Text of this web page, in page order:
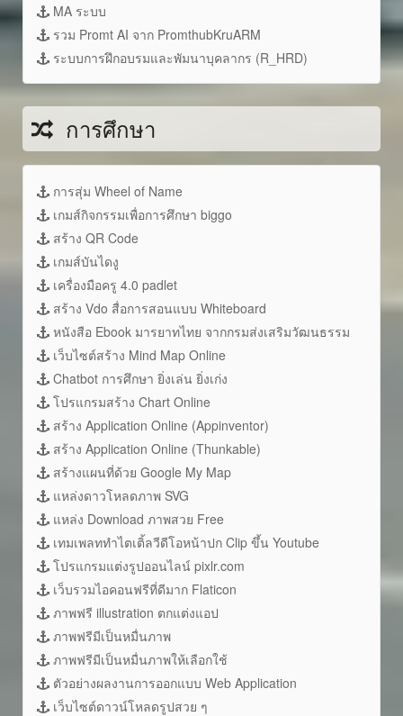
MA ระบบ
รวม Promt AI จาก PromthubKruARM
ระบบการฝึกอบรมและพัมนาบุคลากร (R_HRD)
การศึกษา
การสุ่ม Wheel of Name
เกมส์กิจกรรมเพื่อการศึกษา biggo
สร้าง QR Code
เกมส์บันไดงู
เครื่องมือครู 4.0 padlet
สร้าง Vdo สื่อการสอนแบบ Whiteboard
หนังสือ Ebook มารยาทไทย จากกรมส่งเสริมวัฒนธรรม
เว็บไซต์สร้าง Mind Map Online
Chatbot การศึกษา ยิ่งเล่น ยิ่งเก่ง
โปรแกรมสร้าง Chart Online
สร้าง Application Online (Appinventor)
สร้าง Application Online (Thunkable)
สร้างแผนที่ด้วย Google My Map
แหล่งดาวโหลดภาพ SVG
แหล่ง Download ภาพสวย Free
เทมเพลททำไตเติ้ลวีดีโอหน้าปก Clip ขึ้น Youtube
โปรแกรมแต่งรูปออนไลน์ pixlr.com
เว็บรวมไอคอนฟรีที่ดีมาก Flaticon
ภาพฟรี illustration ตกแต่งแอป
ภาพฟรีมีเป็นหมื่นภาพ
ภาพฟรีมีเป็นหมื่นภาพให้เลือกใช้
ตัวอย่างผลงานการออกแบบ Web Application
เว็บไซต์ดาวน์โหลดรูปสวย ๆ